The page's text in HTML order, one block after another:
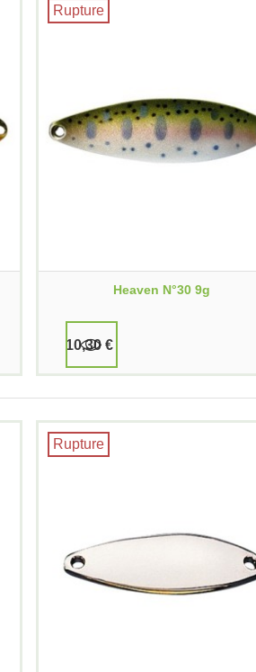
Rupture
Heaven N°30 9g
10,30 €
Rupture